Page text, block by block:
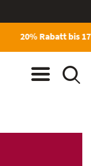
20% Rabatt bis